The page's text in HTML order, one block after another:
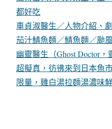
都好吃
車貞淑醫生／人物介紹、
茄汁鯖魚麵／鯖魚麵／颱
幽靈醫生（Ghost Doctor
超擬真，彷彿來到日本魚
限量，雞白湯拉麵湯濃味